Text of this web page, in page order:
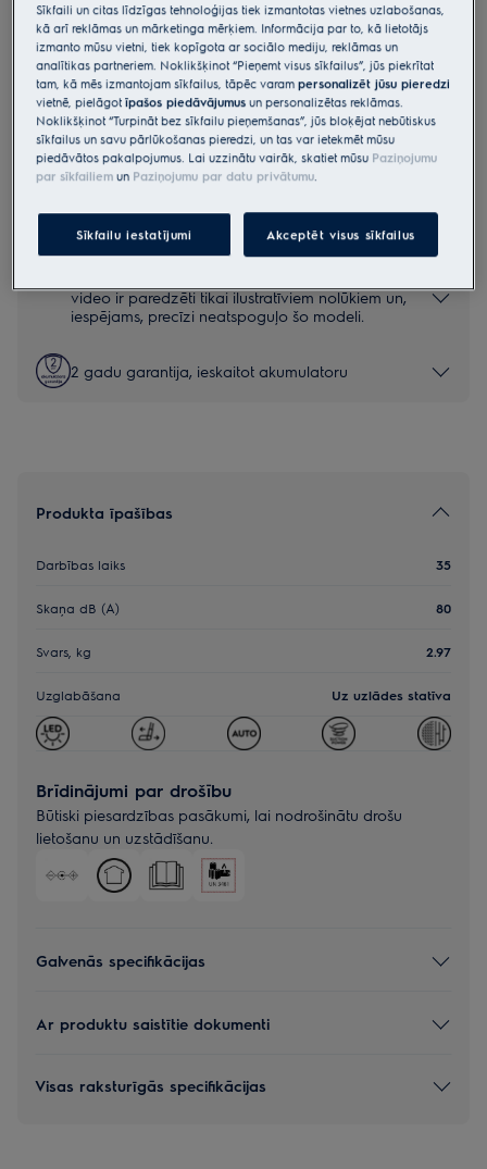
0 (0)
Priekšrocības
Bezvadu putekļsūcējs Electrolux 800. Viena uzlāde, lai iztīrītu visu.
Iegūstiet nevainojamu tīrīšanas rezultātu.
Tīra līdz pat 35 minūtēm ar vienu uzlādi**
regulu 2023/988 ir norādīti lietotāja rokasgrāmatā. Lai
rokasgrāmatu.
video ir paredzēti tikai ilustratīviem nolūkiem un,
iespējams, precīzi neatspoguļo šo modeli.
2 gadu garantija, ieskaitot akumulatoru
Produkta īpašības
Darbības laiks 35
Skaņa dB (A) 80
Svars, kg 2.97
Uzglabāšana Uz uzlādes statīva
Brīdinājumi par drošību
Būtiski piesardzības pasākumi, lai nodrošinātu drošu
lietošanu un uzstādīšanu.
Galvenās specifikācijas
Ar produktu saistītie dokumenti
Visas raksturīgās specifikācijas
Sīkfaili un citas līdzīgas tehnoloģijas tiek izmantotas vietnes uzlabošanas,
kā arī reklāmas un mārketinga mērķiem. Informācija par to, kā lietotājs
izmanto mūsu vietni, tiek kopīgota ar sociālo mediju, reklāmas un
analītikas partneriem. Noklikšķinot “Pieņemt visus sīkfailus”, jūs piekrītat
tam, kā mēs izmantojam sīkfailus, tāpēc varampersonalizēt jūsu pieredzi
vietnē, pielāgotīpašos piedāvājumus un personalizētas reklāmas.
Noklikšķinot “Turpināt bez sīkfailu pieņemšanas”, jūs bloķējat nebūtiskus
sīkfailus un savu pārlūkošanas pieredzi, un tas var ietekmēt mūsu
piedāvātos pakalpojumus. Lai uzzinātu vairāk, skatiet mūsu Paziņojumu
par sīkfailiem un Paziņojumu par datu privātumu.
Sīkfailu iestatījumi Akceptēt visus sīkfailus